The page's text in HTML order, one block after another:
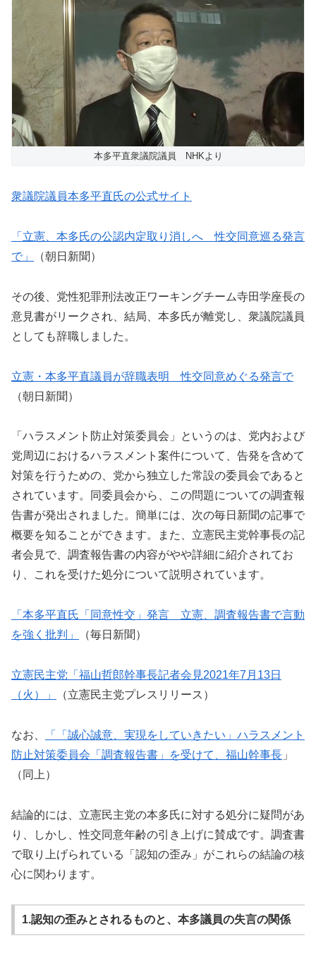
本多平直衆議院議員 NHKより
衆議院議員本多平直氏の公式サイト
「立憲、本多氏の公認内定取り消しへ 性交同意巡る発言
で」
（朝日新聞）
その後、党性犯罪刑法改正ワーキングチーム寺田学座長の
意見書がリークされ、結局、本多氏が離党し、衆議院議員
としても辞職しました。
立憲・本多平直議員が辞職表明 性交同意めぐる発言で
（朝日新聞）
「ハラスメント防止対策委員会」というのは、党内および
党周辺におけるハラスメント案件について、告発を含めて
対策を行うための、党から独立した常設の委員会であると
されています。同委員会から、この問題についての調査報
告書が発出されました。簡単には、次の毎日新聞の記事で
概要を知ることができます。また、立憲民主党幹事長の記
者会見で、調査報告書の内容がやや詳細に紹介されてお
り、これを受けた処分について説明されています。
「本多平直氏「同意性交」発言 立憲、調査報告書で言動
を強く批判」
（毎日新聞）
立憲民主党「福山哲郎幹事長記者会見2021年7月13日
（火）」
（立憲民主党プレスリリース）
なお、
「「誠心誠意、実現をしていきたい」ハラスメント
防止対策委員会「調査報告書」を受けて、福山幹事長 」
（同上）
結論的には、立憲民主党の本多氏に対する処分に疑問があ
り、しかし、性交同意年齢の引き上げに賛成です。調査書
で取り上げられている「認知の歪み」がこれらの結論の核
心に関わります。
1.認知の歪みとされるものと、本多議員の失言の関係